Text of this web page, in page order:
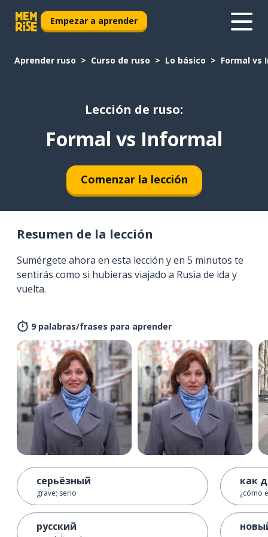
Empezar a aprender
Aprender ruso Curso de ruso Lo básico Formal vs
Lección de ruso:
Formal vs Informal
Comenzar la lección
Resumen de la lección
Sumérgete ahora en esta lección y en 5 minutos te
sentirás como si hubieras viajado a Rusia de ida y
vuelta.
9 palabras/frases para aprender
серьёзный
grave; serio
русский
как
¿cómo